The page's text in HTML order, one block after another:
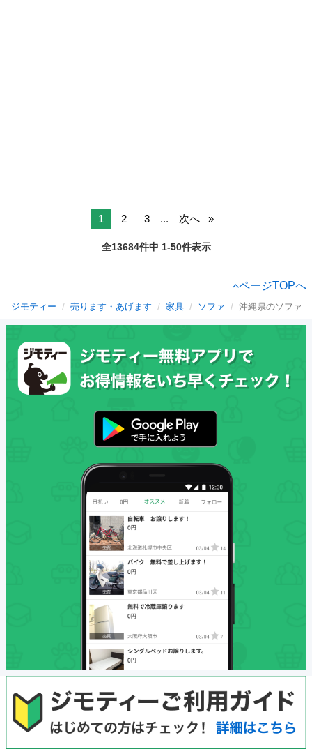
1 2 3 ... 次へ
全13684件中 1-50件表示
ページTOPへ
ジモティー 売ります・あげます 家具 ソファ 沖縄県のソファ